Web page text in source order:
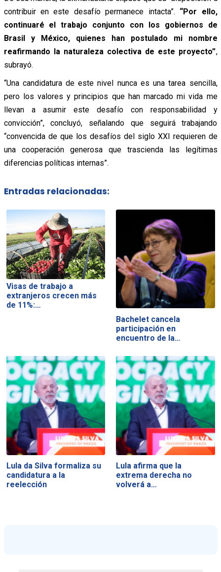
contribuir en este desafío permanece intacta”. “Por ello,
continuaré el trabajo conjunto con los gobiernos de
Brasil y México, quienes han postulado mi nombre
reafirmando la naturaleza colectiva de este proyecto”,
subrayó.
“Una candidatura de este nivel nunca es una tarea sencilla,
pero los valores y principios que han marcado mi vida me
llevan a asumir este desafío con responsabilidad y
convicción”, concluyó, señalando que seguirá trabajando
“convencida de que los desafíos del siglo XXI requieren de
una cooperación generosa que trascienda las legítimas
diferencias políticas internas”.
Entradas relacionadas:
Visas de trabajo a
extranjeros crecen más
de 11%:…
Bachelet cancela
participación en
encuentro de la…
Lula da Silva formaliza su
candidatura a la
reelección
Lula afirma que la
extrema derecha no
volverá a…